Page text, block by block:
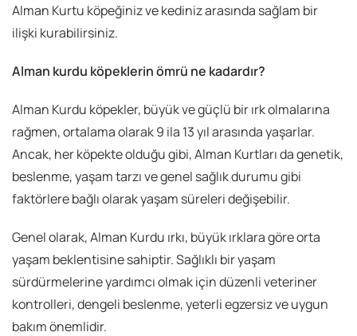
Alman Kurtu köpeğiniz ve kediniz arasında sağlam bir
ilişki kurabilirsiniz.
Alman kurdu köpeklerin ömrü ne kadardır?
Alman Kurdu köpekler, büyük ve güçlü bir ırk olmalarına
rağmen, ortalama olarak 9 ila 13 yıl arasında yaşarlar.
Ancak, her köpekte olduğu gibi, Alman Kurtları da genetik,
beslenme, yaşam tarzı ve genel sağlık durumu gibi
faktörlere bağlı olarak yaşam süreleri değişebilir.
Genel olarak, Alman Kurdu ırkı, büyük ırklara göre orta
yaşam beklentisine sahiptir. Sağlıklı bir yaşam
sürdürmelerine yardımcı olmak için düzenli veteriner
kontrolleri, dengeli beslenme, yeterli egzersiz ve uygun
bakım önemlidir.